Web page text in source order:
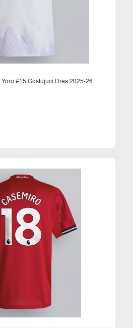
#15 Gostujuci Dres 2025-26